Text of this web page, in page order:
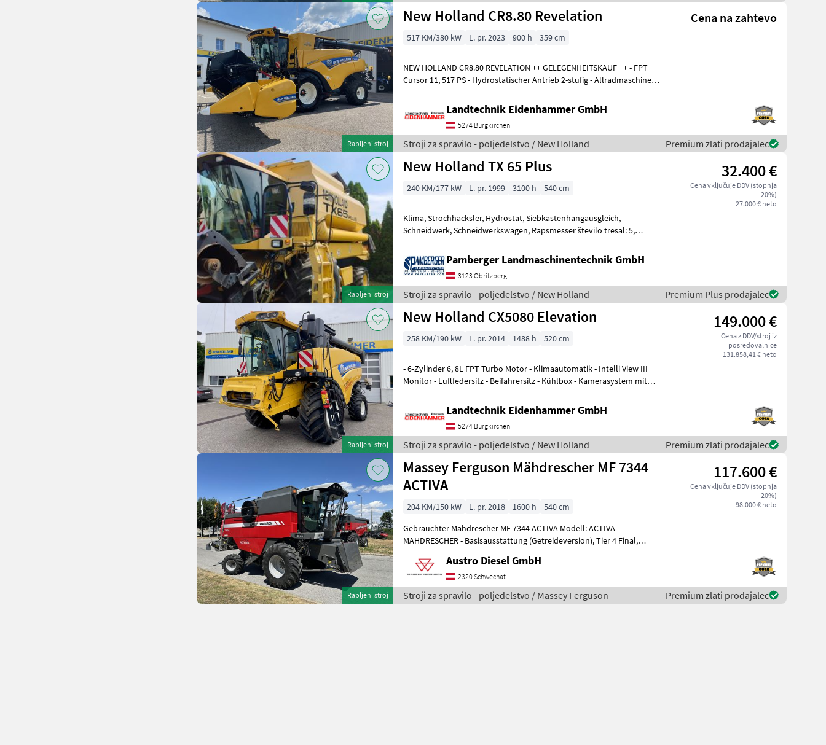
Rabljeni stroj
New Holland CR8.80 Revelation Cena na zahtevo
517 KM/380 kW L. pr. 2023 900 h 359 cm
NEW HOLLAND CR8.80 REVELATION ++ GELEGENHEITSKAUF ++ - FPT
Cursor 11, 517 PS - Hydrostatischer Antrieb 2-stufig - Allradmaschine -
Landtechnik Eidenhammer GmbH
5274 Burgkirchen
Stroji za spravilo - poljedelstvo / New Holland Premium zlati prodajalec
Rabljeni stroj
New Holland TX 65 Plus 32.400 €
Cena vključuje DDV (stopnja
20%)
27.000 € neto
240 KM/177 kW L. pr. 1999 3100 h 540 cm
Klima, Strochhäcksler, Hydrostat, Siebkastenhangausgleich,
Schneidwerk, Schneidwerkswagen, Rapsmesser število tresal: 5,
Pamberger Landmaschinentechnik GmbH
3123 Obritzberg
Stroji za spravilo - poljedelstvo / New Holland Premium Plus prodajalec
Rabljeni stroj
New Holland CX5080 Elevation 149.000 €
Cena z DDV/stroj iz
posredovalnice
131.858,41 € neto
258 KM/190 kW L. pr. 2014 1488 h 520 cm
- 6-Zylinder 6, 8L FPT Turbo Motor - Klimaautomatik - Intelli View III
Monitor - Luftfedersitz - Beifahrersitz - Kühlbox - Kamerasystem mit
Landtechnik Eidenhammer GmbH
5274 Burgkirchen
Stroji za spravilo - poljedelstvo / New Holland Premium zlati prodajalec
Rabljeni stroj
Massey Ferguson Mähdrescher MF 7344
ACTIVA
117.600 €
Cena vključuje DDV (stopnja
20%)
98.000 € neto
204 KM/150 kW L. pr. 2018 1600 h
540 cm
Gebrauchter Mähdrescher MF 7344 ACTIVA Modell: ACTIVA
MÄHDRESCHER - Basisausstattung (Getreideversion), Tier 4 Final,
Austro Diesel GmbH
2320 Schwechat
Stroji za spravilo - poljedelstvo / Massey Ferguson Premium zlati prodajalec